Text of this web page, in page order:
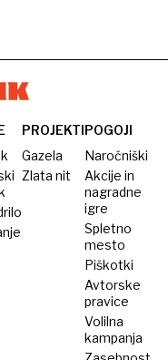
PROJEKTI
Gazela
Zlata nit
POGOJI
Naročniški
Akcije in
nagradne
igre
Spletno
mesto
Piškotki
Avtorske
pravice
Volilna
kampanja